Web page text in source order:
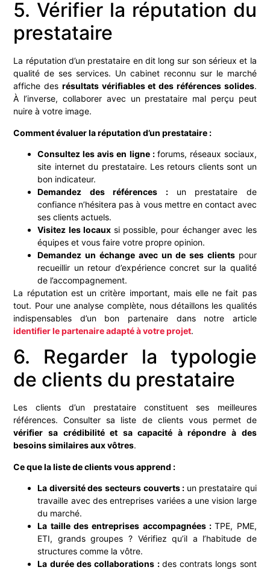
5. Vérifier la réputation du
prestataire
La réputation d’un prestataire en dit long sur son sérieux et la
qualité de ses services. Un cabinet reconnu sur le marché
affiche des résultats vérifiables et des références solides.
À l’inverse, collaborer avec un prestataire mal perçu peut
nuire à votre image.
Comment évaluer la réputation d’un prestataire :
Consultez les avis en ligne : forums, réseaux sociaux,
site internet du prestataire. Les retours clients sont un
bon indicateur.
Demandez des références : un prestataire de
confiance n’hésitera pas à vous mettre en contact avec
ses clients actuels.
Visitez les locaux si possible, pour échanger avec les
équipes et vous faire votre propre opinion.
Demandez un échange avec un de ses clients pour
recueillir un retour d’expérience concret sur la qualité
de l’accompagnement.
La réputation est un critère important, mais elle ne fait pas
tout. Pour une analyse complète, nous détaillons les qualités
indispensables d’un bon partenaire dans notre article
identifier le partenaire adapté à votre projet.
6. Regarder la typologie
de clients du prestataire
Les clients d’un prestataire constituent ses meilleures
références. Consulter sa liste de clients vous permet de
vérifier sa crédibilité et sa capacité à répondre à des
besoins similaires aux vôtres.
Ce que la liste de clients vous apprend :
La diversité des secteurs couverts : un prestataire qui
travaille avec des entreprises variées a une vision large
du marché.
La taille des entreprises accompagnées :TPE, PME,
ETI, grands groupes ? Vérifiez qu’il a l’habitude de
structures comme la vôtre.
La durée des collaborations : des contrats longs sont